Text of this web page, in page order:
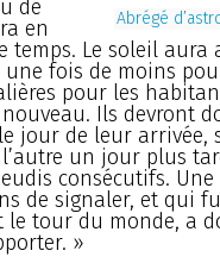
Abrégé
de
en
temps. Le soleil aura
fois de moins
pour les
Ils devront
jour de leur arrivée,
un jour plus
consécutifs. Une
de signaler, et qui
tour du monde, a
»